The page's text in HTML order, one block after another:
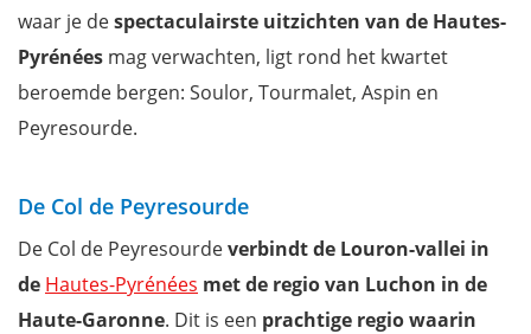
waar je despectaculairste uitzichten van de Hautes-
Pyrénées mag verwachten, ligt rond het kwartet
beroemde bergen: Soulor, Tourmalet, Aspin en
Peyresourde.
De Col de Peyresourde
De Col de Peyresourdeverbindt de Louron-vallei in
de Hautes-Pyrénées met de regio van Luchon in de
Haute-Garonne. Dit is een prachtige regio waarin